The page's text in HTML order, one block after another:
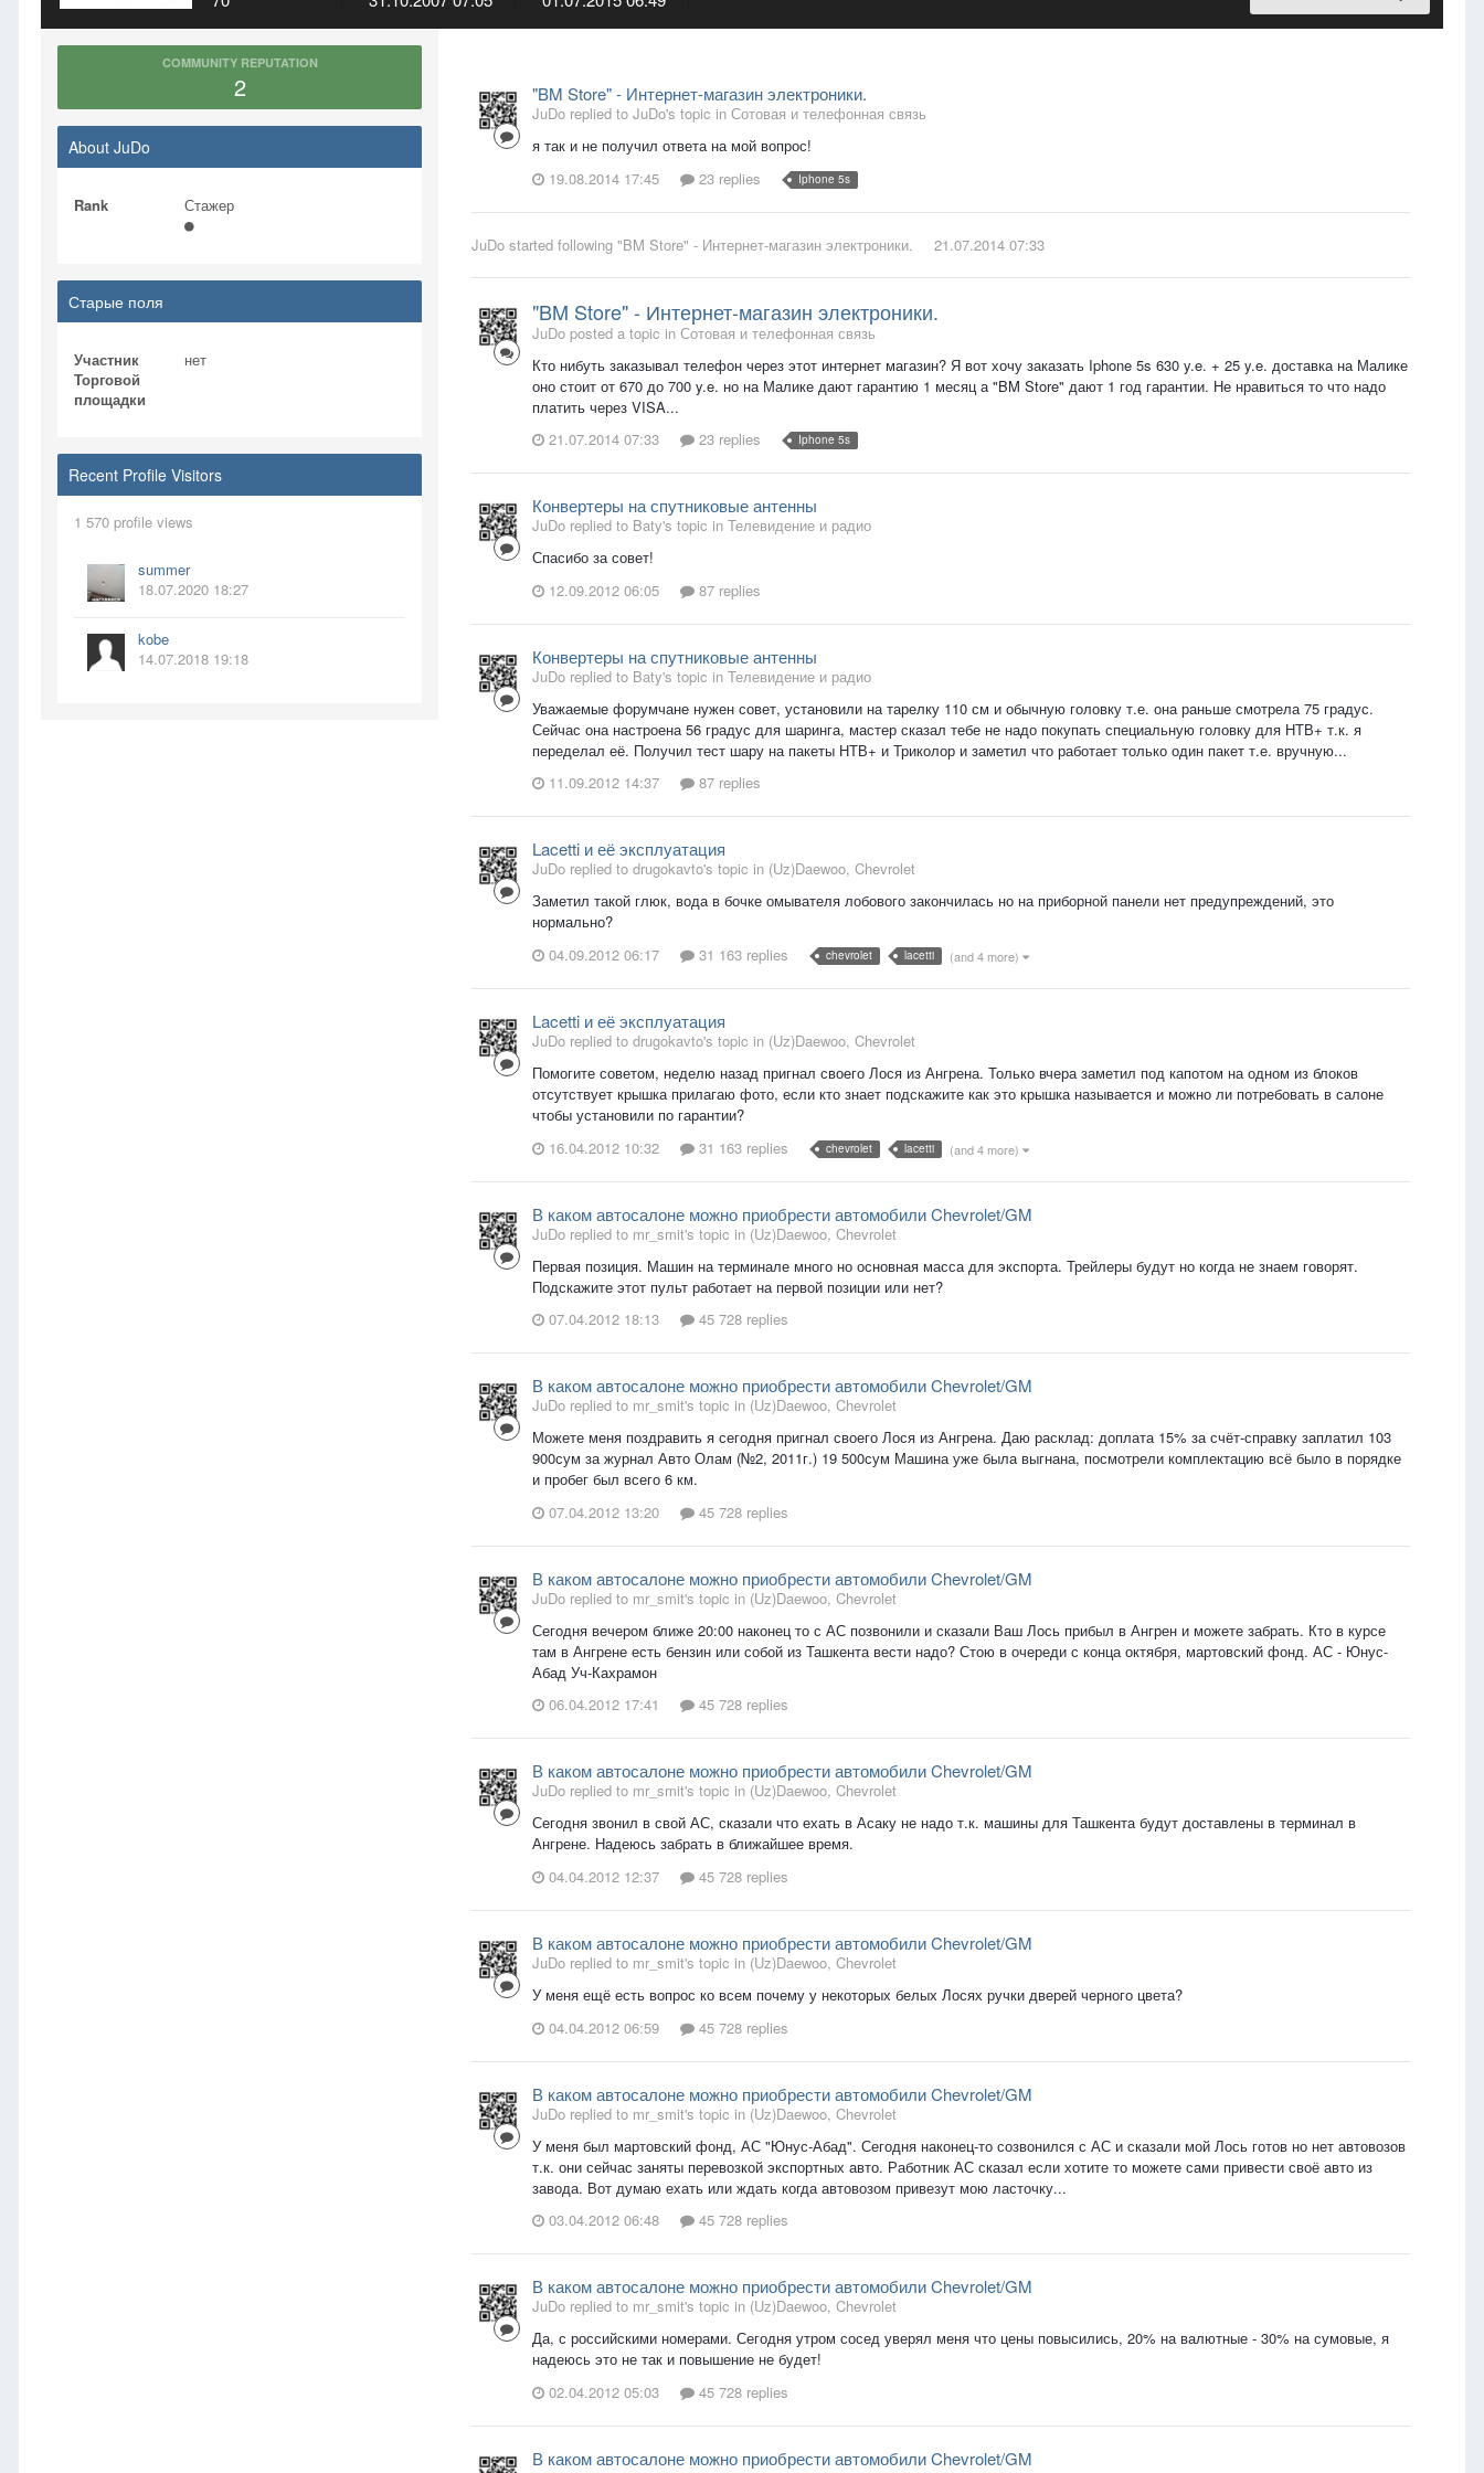
COMMUNITY REPUTATION
2
About JuDo
Rank Стажер
Старые поля
Участник
Торговой
площадки
нет
Recent Profile Visitors
1 570 profile views
summer
18.07.2020 18:27
kobe
14.07.2018 19:18
"BM Store" - Интернет-магазин электроники.
JuDo replied to JuDo's topic in Сотовая и телефонная связь
я так и не получил ответа на мой вопрос!
19.08.2014 17:45
23 replies Iphone 5s
JuDo started following "BM Store" - Интернет-магазин электроники. 21.07.2014 07:33
"BM Store" - Интернет-магазин электроники.
JuDo posted a topic in Сотовая и телефонная связь
Кто нибуть заказывал телефон через этот интернет магазин? Я вот хочу заказать Iphone 5s 630 y.e. + 25 y.e. доставка на Малике
оно стоит от 670 до 700 y.e. но на Малике дают гарантию 1 месяц а "BM Store" дают 1 год гарантии. Не нравиться то что надо
платить через VISA...
21.07.2014 07:33
23 replies Iphone 5s
Конвертеры на спутниковые антенны
JuDo replied to Baty's topic in Телевидение и радио
Спасибо за совет!
12.09.2012 06:05
87 replies
Конвертеры на спутниковые антенны
JuDo replied to Baty's topic in Телевидение и радио
Уважаемые форумчане нужен совет, установили на тарелку 110 см и обычную головку т.е. она раньше смотрела 75 градус.
Сейчас она настроена 56 градус для шаринга, мастер сказал тебе не надо покупать специальную головку для НТВ+ т.к. я
переделал её. Получил тест шару на пакеты НТВ+ и Триколор и заметил что работает только один пакет т.е. вручную...
11.09.2012 14:37
87 replies
Lacetti и её эксплуатация
JuDo replied to drugokavto's topic in (Uz)Daewoo, Chevrolet
Заметил такой глюк, вода в бочке омывателя лобового закончилась но на приборной панели нет предупреждений, это
нормально?
04.09.2012 06:17
31 163 replies chevrolet lacetti (and 4 more)
Lacetti и её эксплуатация
JuDo replied to drugokavto's topic in (Uz)Daewoo, Chevrolet
Помогите советом, неделю назад пригнал своего Лося из Ангрена. Только вчера заметил под капотом на одном из блоков
отсутствует крышка прилагаю фото, если кто знает подскажите как это крышка называется и можно ли потребовать в салоне
чтобы установили по гарантии?
16.04.2012 10:32
31 163 replies chevrolet lacetti (and 4 more)
В каком автосалоне можно приобрести автомобили Chevrolet/GM
JuDo replied to mr_smit's topic in (Uz)Daewoo, Chevrolet
Первая позиция. Машин на терминале много но основная масса для экспорта. Трейлеры будут но когда не знаем говорят.
Подскажите этот пульт работает на первой позиции или нет?
07.04.2012 18:13
45 728 replies
В каком автосалоне можно приобрести автомобили Chevrolet/GM
JuDo replied to mr_smit's topic in (Uz)Daewoo, Chevrolet
Можете меня поздравить я сегодня пригнал своего Лося из Ангрена. Даю расклад: доплата 15% за счёт-справку заплатил 103
900сум за журнал Авто Олам (№2, 2011г.) 19 500сум Машина уже была выгнана, посмотрели комплектацию всё было в порядке
и пробег был всего 6 км.
07.04.2012 13:20
45 728 replies
В каком автосалоне можно приобрести автомобили Chevrolet/GM
JuDo replied to mr_smit's topic in (Uz)Daewoo, Chevrolet
Сегодня вечером ближе 20:00 наконец то с АС позвонили и сказали Ваш Лось прибыл в Ангрен и можете забрать. Кто в курсе
там в Ангрене есть бензин или собой из Ташкента вести надо? Стою в очереди с конца октября, мартовский фонд. АС - Юнус-
Абад Уч-Кахрамон
06.04.2012 17:41
45 728 replies
В каком автосалоне можно приобрести автомобили Chevrolet/GM
JuDo replied to mr_smit's topic in (Uz)Daewoo, Chevrolet
Сегодня звонил в свой АС, сказали что ехать в Асаку не надо т.к. машины для Ташкента будут доставлены в терминал в
Ангрене. Надеюсь забрать в ближайшее время.
04.04.2012 12:37
45 728 replies
В каком автосалоне можно приобрести автомобили Chevrolet/GM
JuDo replied to mr_smit's topic in (Uz)Daewoo, Chevrolet
У меня ещё есть вопрос ко всем почему у некоторых белых Лосях ручки дверей черного цвета?
04.04.2012 06:59
45 728 replies
В каком автосалоне можно приобрести автомобили Chevrolet/GM
JuDo replied to mr_smit's topic in (Uz)Daewoo, Chevrolet
У меня был мартовский фонд, АС "Юнус-Абад". Сегодня наконец-то созвонился с АС и сказали мой Лось готов но нет автовозов
т.к. они сейчас заняты перевозкой экспортных авто. Работник АС сказал если хотите то можете сами привести своё авто из
завода. Вот думаю ехать или ждать когда автовозом привезут мою ласточку...
03.04.2012 06:48
45 728 replies
В каком автосалоне можно приобрести автомобили Chevrolet/GM
JuDo replied to mr_smit's topic in (Uz)Daewoo, Chevrolet
Да, с российскими номерами. Сегодня утром сосед уверял меня что цены повысились, 20% на валютные - 30% на сумовые, я
надеюсь это не так и повышение не будет!
02.04.2012 05:03
45 728 replies
В каком автосалоне можно приобрести автомобили Chevrolet/GM